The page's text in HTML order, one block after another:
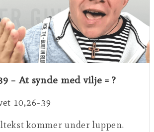
– At synde med vilje = ?
10,26-39
kommer under luppen.